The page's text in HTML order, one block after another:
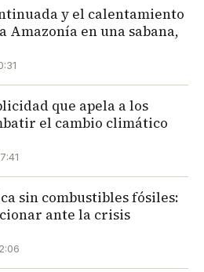
y el calentamiento
en una sabana,
que apela a los
el cambio climático
sin combustibles fósiles:
ante la crisis